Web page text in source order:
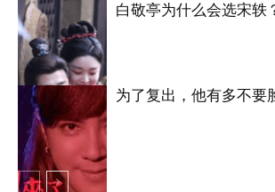
明星八卦
明星八卦
白敬亭为什么会选宋轶
为了复出，他有多不要